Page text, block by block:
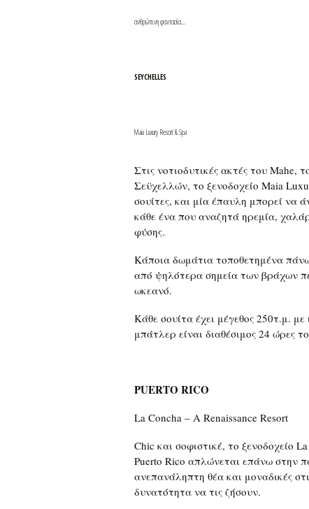
ανθρώπινη φαντασία…
SEYCHELLES
Maia Luxury Resort & Spa
Στις νοτιοδυτικές ακτές του Mahe,
Σεϋχελλών, το ξενοδοχείο Maia
σουίτες, και μία έπαυλη μπορεί να
κάθε ένα που αναζητά ηρεμία,
φύσης.
Κάποια δωμάτια τοποθετημένα
από ψηλότερα σημεία των βράχων
ωκεανό.
Κάθε σουίτα έχει μέγεθος 250τ.μ.
μπάτλερ είναι διαθέσιμος 24 ώρες
PUERTO RICO
La Concha – A Renaissance Resort
Chic και σοφιστικέ, το ξενοδοχείο
Puerto Rico απλώνεται επάνω στην
ανεπανάληπτη θέα και μοναδικές
δυνατότητα να τις ζήσουν.